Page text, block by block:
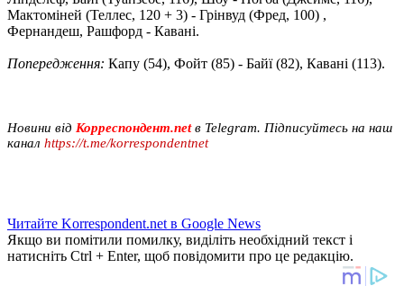
Мактоміней (Теллес, 120 + 3) - Грінвуд (Фред, 100) ,
Фернандеш, Рашфорд - Кавані.
Попередження: Капу (54), Фойт (85) - Байї (82), Кавані (113).
Новини від Корреспондент.netв Telegram. Підписуйтесь на наш
канал https://t.me/korrespondentnet
Читайте Korrespondent.net в Google News
Якщо ви помітили помилку, виділіть необхідний текст і
натисніть Ctrl + Enter, щоб повідомити про це редакцію.